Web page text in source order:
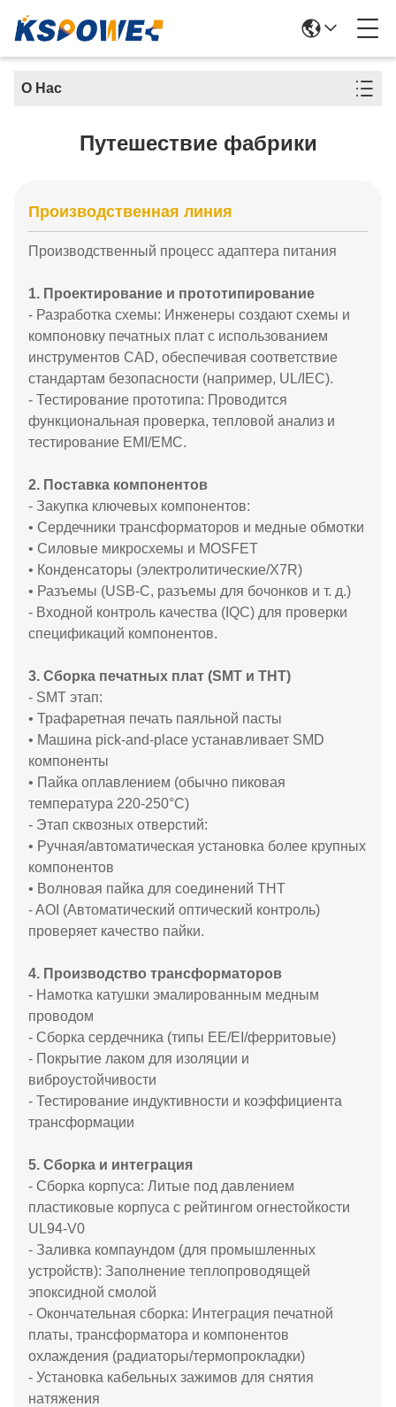
О Нас
Путешествие фабрики
Производственная линия
Производственный процесс адаптера питания
1. Проектирование и прототипирование
- Разработка схемы: Инженеры создают схемы и
компоновку печатных плат с использованием
инструментов CAD, обеспечивая соответствие
стандартам безопасности (например, UL/IEC).
- Тестирование прототипа: Проводится
функциональная проверка, тепловой анализ и
тестирование EMI/EMC.
2. Поставка компонентов
- Закупка ключевых компонентов:
• Сердечники трансформаторов и медные обмотки
• Силовые микросхемы и MOSFET
• Конденсаторы (электролитические/X7R)
• Разъемы (USB-C, разъемы для бочонков и т. д.)
- Входной контроль качества (IQC) для проверки
спецификаций компонентов.
3. Сборка печатных плат (SMT и THT)
- SMT этап:
• Трафаретная печать паяльной пасты
• Машина pick-and-place устанавливает SMD
компоненты
• Пайка оплавлением (обычно пиковая
температура 220-250°C)
- Этап сквозных отверстий:
• Ручная/автоматическая установка более крупных
компонентов
• Волновая пайка для соединений THT
- AOI (Автоматический оптический контроль)
проверяет качество пайки.
4. Производство трансформаторов
- Намотка катушки эмалированным медным
проводом
- Сборка сердечника (типы EE/EI/ферритовые)
- Покрытие лаком для изоляции и
виброустойчивости
- Тестирование индуктивности и коэффициента
трансформации
5. Сборка и интеграция
- Сборка корпуса: Литые под давлением
пластиковые корпуса с рейтингом огнестойкости
UL94-V0
- Заливка компаундом (для промышленных
устройств): Заполнение теплопроводящей
эпоксидной смолой
- Окончательная сборка: Интеграция печатной
платы, трансформатора и компонентов
охлаждения (радиаторы/термопрокладки)
- Установка кабельных зажимов для снятия
натяжения